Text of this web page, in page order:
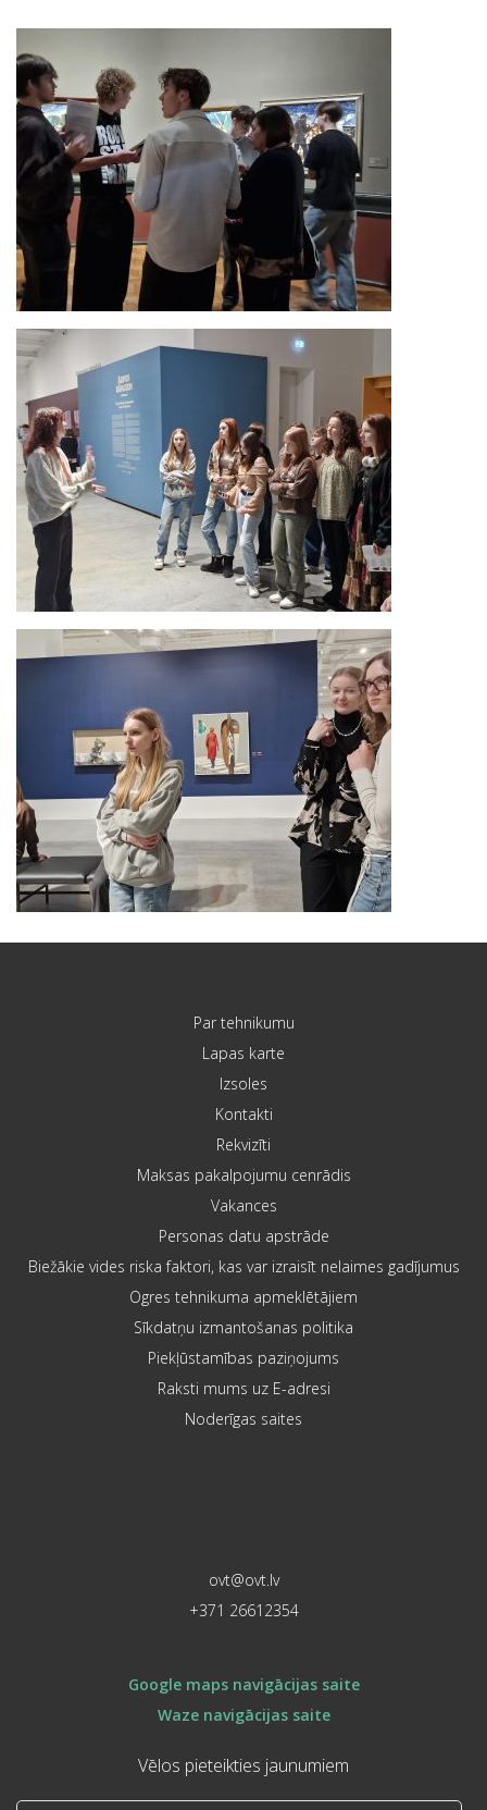
Par tehnikumu
Lapas karte
Izsoles
Kontakti
Rekvizīti
Maksas pakalpojumu cenrādis
Vakances
Personas datu apstrāde
Biežākie vides riska faktori, kas var izraisīt nelaimes gadījumus
Ogres tehnikuma apmeklētājiem
Sīkdatņu izmantošanas politika
Piekļūstamības paziņojums
Raksti mums uz E-adresi
Noderīgas saites
ovt@ovt.lv
+371 26612354
Google maps navigācijas saite
Waze navigācijas saite
Vēlos pieteikties jaunumiem